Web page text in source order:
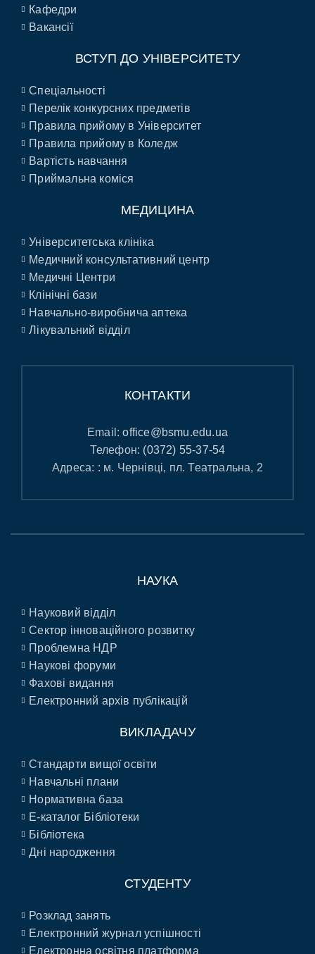
Кафедри
Вакансії
ВСТУП ДО УНІВЕРСИТЕТУ
Спеціальності
Перелік конкурсних предметів
Правила прийому в Університет
Правила прийому в Коледж
Вартість навчання
Приймальна коміся
МЕДИЦИНА
Університетська клініка
Медичний консультативний центр
Медичні Центри
Клінічні бази
Навчально-виробнича аптека
Лікувальний відділ
КОНТАКТИ
Email:office@bsmu.edu.ua
Телефон: (0372) 55-37-54
Адреса: : м. Чернівці, пл. Театральна, 2
НАУКА
Науковий відділ
Сектор інноваційного розвитку
Проблемна НДР
Наукові форуми
Фахові видання
Електронний архів публікацій
ВИКЛАДАЧУ
Стандарти вищої освіти
Навчальні плани
Нормативна база
E-каталог Бібліотеки
Бібліотека
Дні народження
СТУДЕНТУ
Розклад занять
Електронний журнал успішності
Електронна освітня платформа